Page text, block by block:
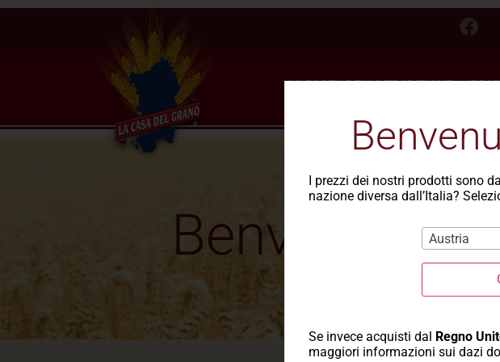
LA PASTA DELLA TRADIZIONE
Benvenuto
I prezzi dei nostri prodotti sono
nazione diversa dall’Italia?
Austria
Se invece acquisti dal Regno
maggiori informazioni sui dazi